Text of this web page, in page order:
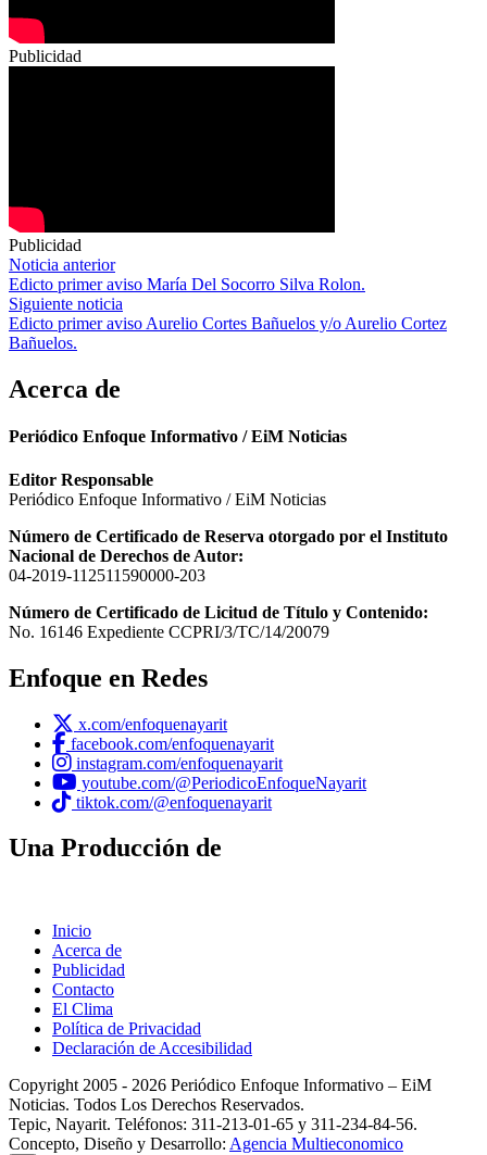
Publicidad
Publicidad
Navegación
de
entradas
Noticia anterior
Edicto primer aviso María Del Socorro Silva Rolon.
Siguiente noticia
Edicto primer aviso Aurelio Cortes Bañuelos y/o Aurelio Cortez
Bañuelos.
Acerca de
Periódico Enfoque Informativo / EiM Noticias
Editor Responsable
Periódico Enfoque Informativo / EiM Noticias
Número de Certificado de Reserva otorgado por el Instituto
Nacional de Derechos de Autor:
04-2019-112511590000-203
Número de Certificado de Licitud de Título y Contenido:
No. 16146 Expediente CCPRI/3/TC/14/20079
Enfoque en Redes
x.com/enfoquenayarit
facebook.com/enfoquenayarit
instagram.com/enfoquenayarit
youtube.com/@PeriodicoEnfoqueNayarit
tiktok.com/@enfoquenayarit
Una Producción de
Inicio
Acerca de
Publicidad
Contacto
El Clima
Política de Privacidad
Declaración de Accesibilidad
Copyright 2005 - 2026 Periódico Enfoque Informativo – EiM
Noticias. Todos Los Derechos Reservados.
Tepic, Nayarit. Teléfonos: 311-213-01-65 y 311-234-84-56.
Concepto, Diseño y Desarrollo: Agencia Multieconomico